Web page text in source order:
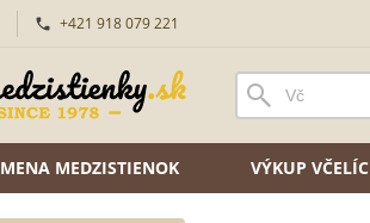
+421 918 079 221
MEDZISTIENOK VÝKUP